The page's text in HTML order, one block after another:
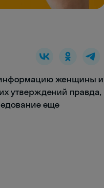
информацию женщины и
утверждений правда,
еще